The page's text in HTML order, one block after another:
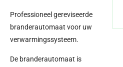
Professioneel gereviseerde
branderautomaat voor uw
verwarmingssysteem.
De branderautomaat is